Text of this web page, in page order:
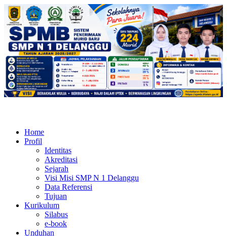
Home
Profil
Identitas
Akreditasi
Sejarah
Visi Misi SMP N 1 Delanggu
Data Referensi
Tujuan
Kurikulum
Silabus
e-book
Unduhan